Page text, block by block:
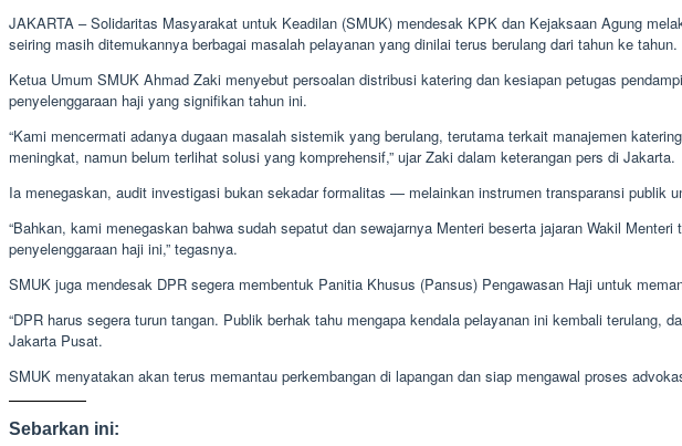
JAKARTA – Solidaritas Masyarakat untuk Keadilan (SMUK) mendesak KPK dan Kejaksaan Agung
seiring masih ditemukannya berbagai masalah pelayanan yang dinilai terus berulang dari tahun ke tahun.
Ketua Umum SMUK Ahmad Zaki menyebut persoalan distribusi katering dan kesiapan petugas
penyelenggaraan haji yang signifikan tahun ini.
“Kami mencermati adanya dugaan masalah sistemik yang berulang, terutama terkait manajemen
meningkat, namun belum terlihat solusi yang komprehensif,” ujar Zaki dalam keterangan pers di Jakarta.
Ia menegaskan, audit investigasi bukan sekadar formalitas — melainkan instrumen transparansi publik
“Bahkan, kami menegaskan bahwa sudah sepatut dan sewajarnya Menteri beserta jajaran Wakil
penyelenggaraan haji ini,” tegasnya.
SMUK juga mendesak DPR segera membentuk Panitia Khusus (Pansus) Pengawasan Haji untuk
“DPR harus segera turun tangan. Publik berhak tahu mengapa kendala pelayanan ini kembali terulang,
Jakarta Pusat.
SMUK menyatakan akan terus memantau perkembangan di lapangan dan siap mengawal proses
Sebarkan ini: